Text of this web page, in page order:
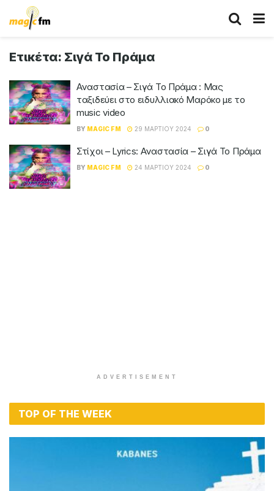
Ετικέτα: Σιγά Το Πράμα
Αναστασία – Σιγά Το Πράμα : Μας
ταξιδεύει στο ειδυλλιακό Μαρόκο με το
music video
BY MAGIC FM 29 ΜΑΡΤΊΟΥ 2024 0
Στίχοι – Lyrics: Αναστασία – Σιγά Το Πράμα
BY MAGIC FM 24 ΜΑΡΤΊΟΥ 2024 0
ADVERTISEMENT
TOP OF THE WEEK